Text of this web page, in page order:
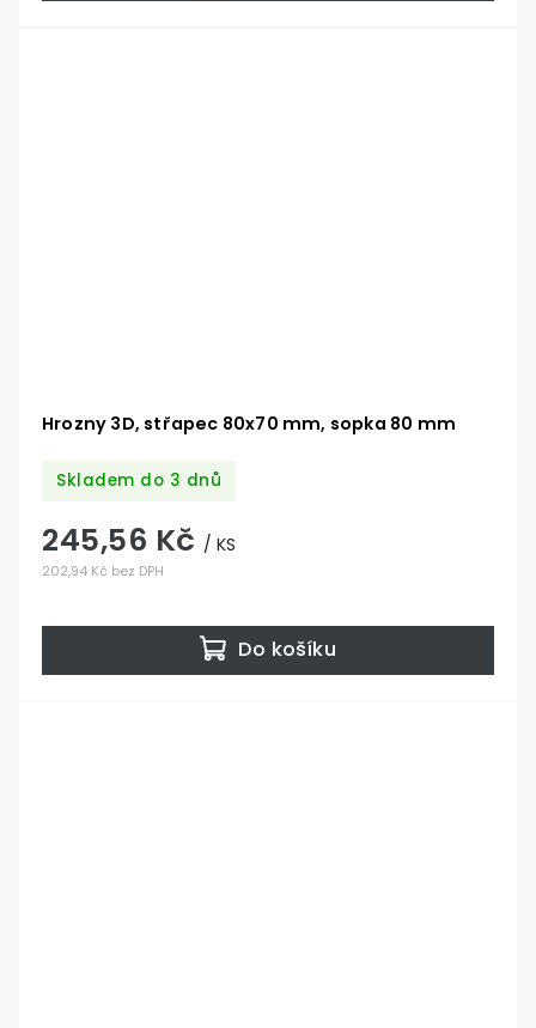
Hrozny 3D, střapec 80x70 mm, sopka 80 mm
Skladem do 3 dnů
202,94 Kč bez DPH
245,56 Kč / KS
Do košíku